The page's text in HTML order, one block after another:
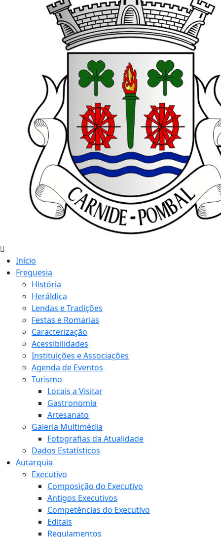
Início
Freguesia
História
Heráldica
Lendas e Tradições
Festas e Romarias
Caracterização
Acessibilidades
Instituições e Associações
Agenda de Eventos
Turismo
Locais a Visitar
Gastronomia
Artesanato
Galeria Multimédia
Fotografias da Atualidade
Dados Estatísticos
Autarquia
Executivo
Composição do Executivo
Antigos Executivos
Competências do Executivo
Editais
Regulamentos